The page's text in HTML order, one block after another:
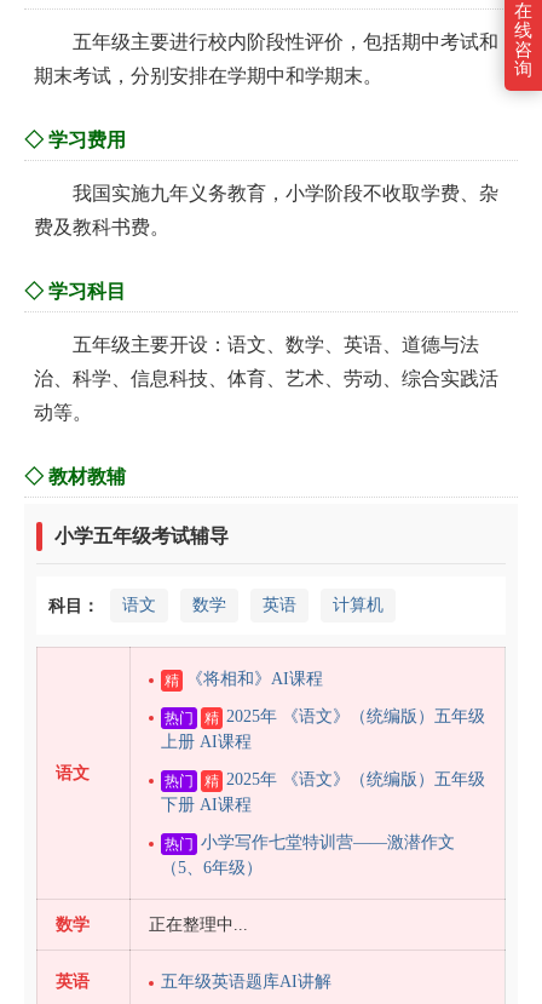
五年级主要进行校内阶段性评价，包括期中考试和
期末考试，分别安排在学期中和学期末。
◇ 学习费用
我国实施九年义务教育，小学阶段不收取学费、杂
费及教科书费。
◇ 学习科目
五年级主要开设：语文、数学、英语、道德与法
治、科学、信息科技、体育、艺术、劳动、综合实践活
动等。
◇ 教材教辅
小学五年级考试辅导
科目： 语文 数学 英语 计算机
语文
精 《将相和》AI课程
热门 精 2025年 《语文》（统编版）五年级
上册 AI课程
热门 精 2025年 《语文》（统编版）五年级
下册 AI课程
热门 小学写作七堂特训营——激潜作文
（5、6年级）
数学 正在整理中...
英语 五年级英语题库AI讲解
在
线
咨
询